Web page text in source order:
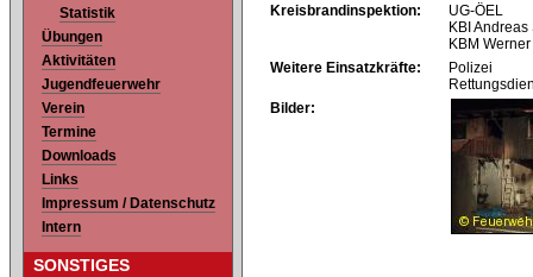
Statistik
Übungen
Aktivitäten
Jugendfeuerwehr
Verein
Termine
Downloads
Links
Impressum / Datenschutz
Intern
SONSTIGES
Kreisbrandinspektion:
UG-ÖEL
KBI Andreas
KBM
Weitere Einsatzkräfte:
Polizei
Bilder: